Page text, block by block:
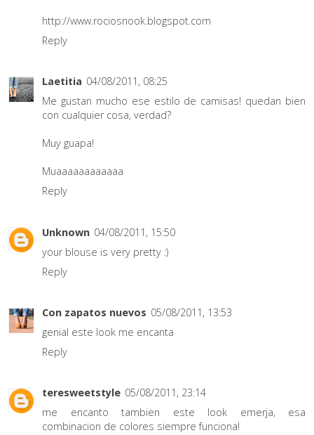
http://www.rociosnook.blogspot.com
Reply
Laetitia 04/08/2011, 08:25
Me gustan mucho ese estilo de camisas! quedan bien
con cualquier cosa, verdad?
Muy guapa!
Muaaaaaaaaaaaa
Reply
Unknown 04/08/2011, 15:50
your blouse is very pretty :)
Reply
Con zapatos nuevos 05/08/2011, 13:53
genial este look me encanta
Reply
teresweetstyle 05/08/2011, 23:14
me encanto tambien este look emerja, esa
combinacion de colores siempre funciona!